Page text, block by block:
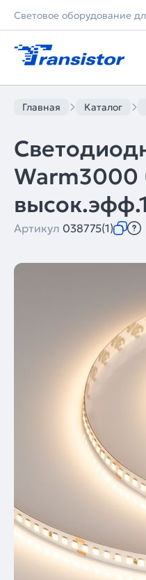
Световое оборудование
Главная Каталог
Warm3000
Артикул 038775(1)